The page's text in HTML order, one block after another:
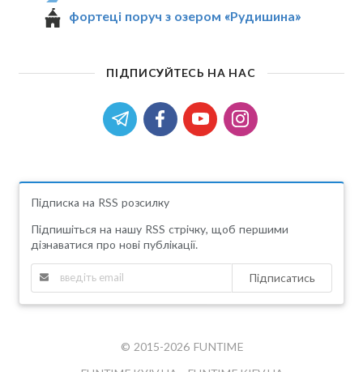
фортеці поруч з озером «Рудишина»
ПІДПИСУЙТЕСЬ НА НАС
Підписка на RSS розсилку
Підпишіться на нашу RSS стрічку, щоб першими
дізнаватися про нові публікації.
Підписатись
© 2015-2026 FUNTIME